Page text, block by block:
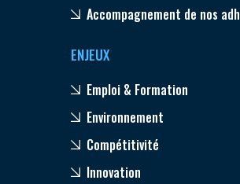
Accompagnement de nos
ENJEUX
Emploi & Formation
Environnement
Compétitivité
Innovation